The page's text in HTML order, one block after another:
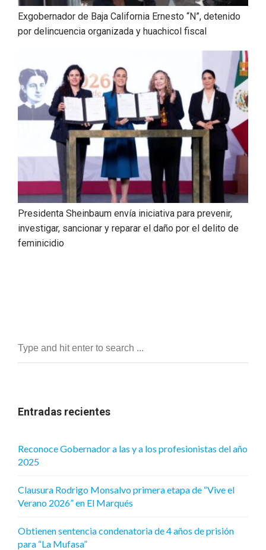
Exgobernador de Baja California Ernesto “N”, detenido
por delincuencia organizada y huachicol fiscal
Presidenta Sheinbaum envía iniciativa para prevenir,
investigar, sancionar y reparar el daño por el delito de
feminicidio
Entradas recientes
Reconoce Gobernador a las y a los profesionistas del año
2025
Clausura Rodrigo Monsalvo primera etapa de “Vive el
Verano 2026” en El Marqués
Obtienen sentencia condenatoria de 4 años de prisión
para “La Mufasa”